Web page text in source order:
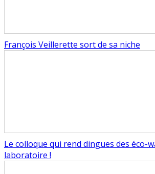
François Veillerette sort de sa niche
Le colloque qui rend dingues des éco-
laboratoire !